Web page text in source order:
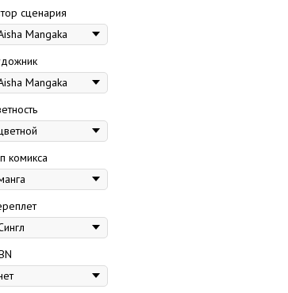
сценария
комикса